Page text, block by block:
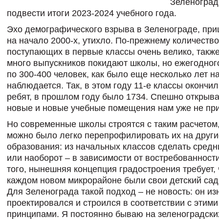
подвести итоги 2023-2024 учебного года.
Эхо демографического взрыва в Зеленограде,
на начало 2000-х, утихло. По-прежнему количество
поступающих в первые классы очень велико,
много выпускников покидают школы, но
по 300-400 человек, как было еще несколько лет
наблюдается. Так, в этом году 11-е классы
ребят, в прошлом году было 1734. Спешно
новые и новые учебные помещения нам уже не
Но современные школы строятся с таким
можно было легко перепрофилировать их на
образования: из начальных классов сделать
или наоборот – в зависимости от
того, нынешняя концепция градостроения требует,
каждом новом микрорайоне были свои детский
Для Зеленограда такой подход – не новость: он
проектировался и строился в соответствии с этими
принципами. Я постоянно бываю на